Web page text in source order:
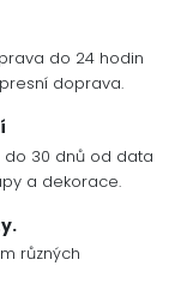
do 24 hodin
doprava.
do 30 dnů od data
a dekorace.
různých